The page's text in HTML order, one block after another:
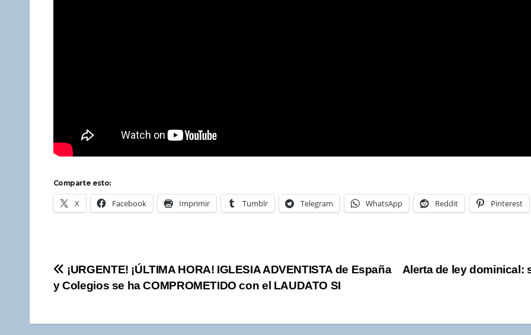
Comparte esto:
X Facebook Imprimir Tumblr Telegram WhatsApp Reddit Pinterest
Navegación
de
entradas
Alerta de ley dominical:
¡URGENTE! ¡ÚLTIMA HORA! IGLESIA ADVENTISTA de España
y Colegios se ha COMPROMETIDO con el LAUDATO SI